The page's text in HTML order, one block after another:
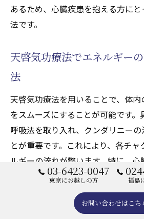
あるため、心臓疾患を抱える方に
法です。
天啓気功療法でエネルギー
法
天啓気功療法を用いることで、体
をスムーズにすることが可能です
呼吸法を取り入れ、クンダリニーの
とが重要です。これにより、各チャ
ルギーの流れが整います。特に、
ーを循環させることで、血流が改善
が軽減されます。また、日常生活に
い生活や適度な運動を心掛けること
03-6423-0047
東京にお越しの方 福島
お問い合わせはこち